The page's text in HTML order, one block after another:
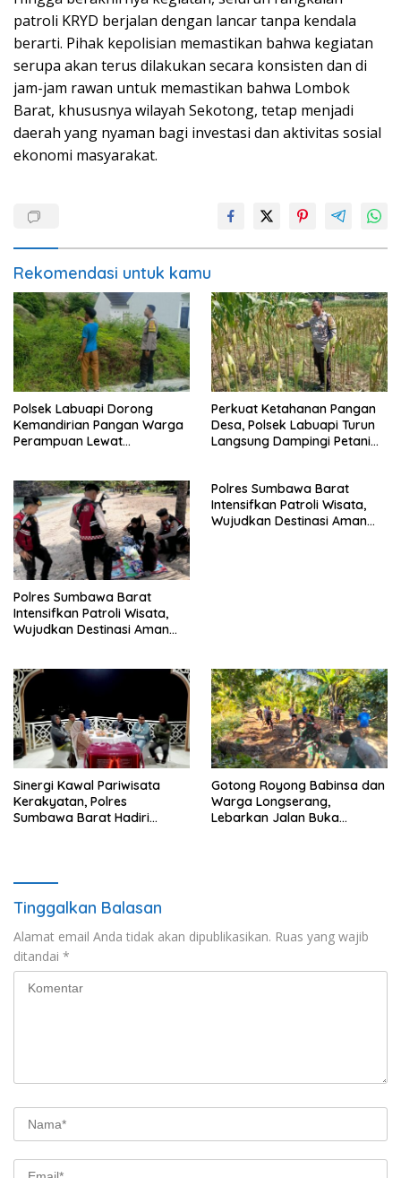
patroli KRYD berjalan dengan lancar tanpa kendala
berarti. Pihak kepolisian memastikan bahwa kegiatan
serupa akan terus dilakukan secara konsisten dan di
jam-jam rawan untuk memastikan bahwa Lombok
Barat, khususnya wilayah Sekotong, tetap menjadi
daerah yang nyaman bagi investasi dan aktivitas sosial
ekonomi masyarakat.
Rekomendasi untuk kamu
Polsek Labuapi Dorong
Kemandirian Pangan Warga
Perampuan Lewat
Perkuat Ketahanan Pangan
Desa, Polsek Labuapi Turun
Langsung Dampingi Petani
Polres Sumbawa Barat
Intensifkan Patroli Wisata,
Wujudkan Destinasi Aman
Polres Sumbawa Barat
Intensifkan Patroli Wisata,
Wujudkan Destinasi Aman
Sinergi Kawal Pariwisata
Kerakyatan, Polres
Sumbawa Barat Hadiri
Suntuk”
Gotong Royong Babinsa dan
Warga Longserang,
Lebarkan Jalan Buka
Tinggalkan Balasan
Alamat email Anda tidak akan dipublikasikan. Ruas yang wajib
ditandai *